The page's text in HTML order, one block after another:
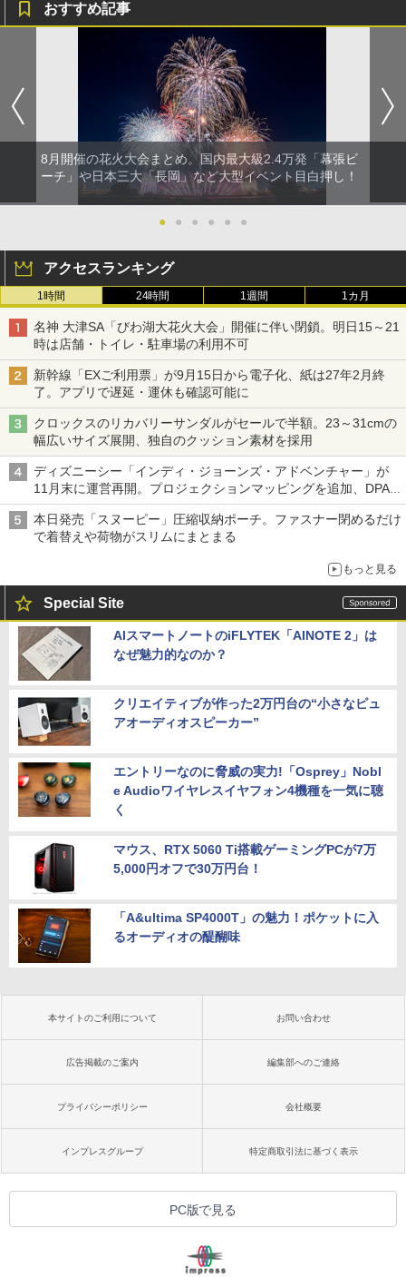
おすすめ記事
8月開催の花火大会まとめ。国内最大級2.4万発「幕張ビ
ーチ」や日本三大「長岡」など大型イベント目白押し！
● ● ● ● ● ●
アクセスランキング
1時間 24時間 1週間 1カ月
名神 大津SA「びわ湖大花火大会」開催に伴い閉鎖。明日15～21
時は店舗・トイレ・駐車場の利用不可
新幹線「EXご利用票」が9月15日から電子化、紙は27年2月終
了。アプリで遅延・運休も確認可能に
クロックスのリカバリーサンダルがセールで半額。23～31cmの
幅広いサイズ展開、独自のクッション素材を採用
ディズニーシー「インディ・ジョーンズ・アドベンチャー」が
11月末に運営再開。プロジェクションマッピングを追加、DPA
は1500円
本日発売「スヌーピー」圧縮収納ポーチ。ファスナー閉めるだけ
で着替えや荷物がスリムにまとまる
もっと見る
Special Site
AIスマートノートのiFLYTEK「AINOTE 2」は
なぜ魅力的なのか？
クリエイティブが作った2万円台の“小さなピュ
アオーディオスピーカー”
エントリーなのに脅威の実力!「Osprey」Nobl
e Audioワイヤレスイヤフォン4機種を一気に聴
く
マウス、RTX 5060 Ti搭載ゲーミングPCが7万
5,000円オフで30万円台！
「A&ultima SP4000T」の魅力！ポケットに入
るオーディオの醍醐味
本サイトのご利用について お問い合わせ
広告掲載のご案内 編集部へのご連絡
プライバシーポリシー 会社概要
インプレスグループ 特定商取引法に基づく表示
PC版で見る